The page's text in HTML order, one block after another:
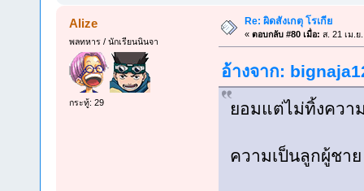
Alize
พลทหาร / นักเรียนนินจา
กระทู้: 29
Re: ผิดสังเกตุ โรเกีย
« ตอบกลับ #80 เมื่อ: ส. 21 เม.ย
อ้างจาก:
ยอมแต่ไม่ทิ้งควา
ความเป็นลูกผู้ชา